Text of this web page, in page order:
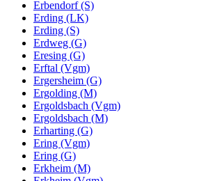
Erbendorf (S)
Erding (LK)
Erding (S)
Erdweg (G)
Eresing (G)
Erftal (Vgm)
Ergersheim (G)
Ergolding (M)
Ergoldsbach (Vgm)
Ergoldsbach (M)
Erharting (G)
Ering (Vgm)
Ering (G)
Erkheim (M)